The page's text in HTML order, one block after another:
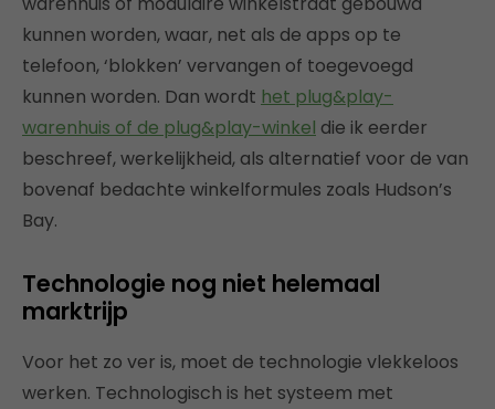
kunnen worden, waar, net als de apps op te
telefoon, ‘blokken’ vervangen of toegevoegd
kunnen worden. Dan wordt het plug&play-
warenhuis of de plug&play-winkel die ik eerder
beschreef, werkelijkheid, als alternatief voor de van
bovenaf bedachte winkelformules zoals Hudson’s
Bay.
Technologie nog niet helemaal
marktrijp
Voor het zo ver is, moet de technologie vlekkeloos
werken. Technologisch is het systeem met